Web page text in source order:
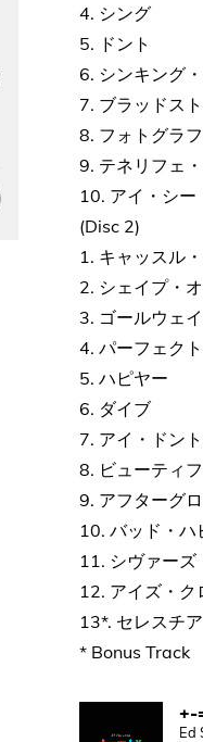
4. シング
5. ドント
6. シンキング
7. ブラッドス
8. フォトグラフ
9. テネリフェ
10. アイ・シー
(Disc 2)
1. キャッスル
2. シェイプ・
3. ゴールウェ
4. パーフェクト
5. ハピヤー
6. ダイブ
7. アイ・ドン
8. ビューティ
9. アフターグ
10. バッド・ハ
11. シヴァーズ
12. アイズ・ク
13*. セレスチ
* Bonus Track
+-
Ed